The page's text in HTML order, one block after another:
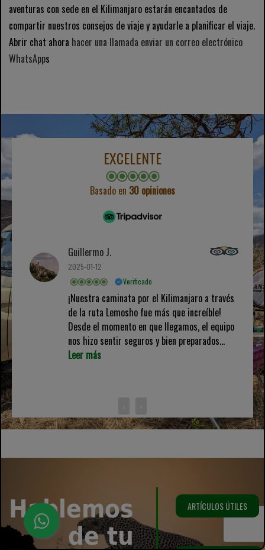
aventuras con sede en el Kilimanjaro estarán encantados de
compartir nuestros consejos de viaje y ayudarle a planificar el viaje.
Abrir chat ahora hacer una llamada enviar un correo electrónico
WhatsApps
EXCELENTE
Basado en 30 opiniones
Guillermo J.
2025-01-12
Verificado
¡Nuestra caminata por el Kilimanjaro a través
de la ruta Lemosho fue más que increíble!
Desde el momento en que llegamos, el equipo
nos hizo sentir seguros y bien preparados...
Leer más
Hablemos
de tu
ARTÍCULOS ÚTILES